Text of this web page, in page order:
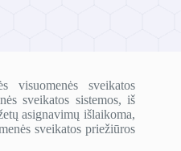
visuomenės sveikatos
sveikatos sistemos, iš
asignavimų išlaikoma,
sveikatos priežiūros